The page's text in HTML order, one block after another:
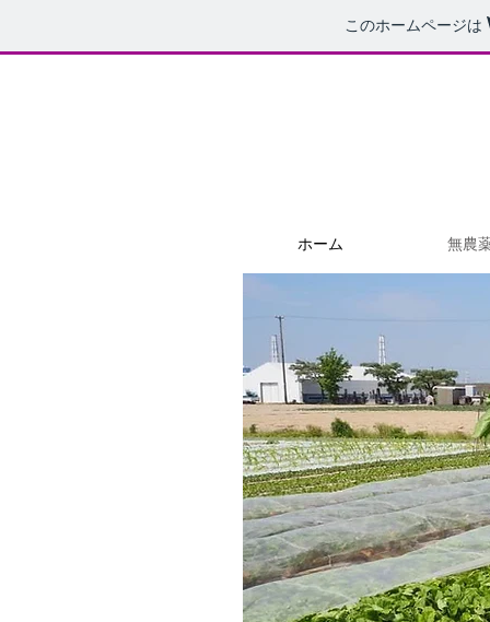
このホームページは
ホーム 無農